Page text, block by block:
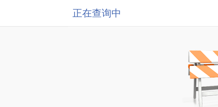
正在查询中